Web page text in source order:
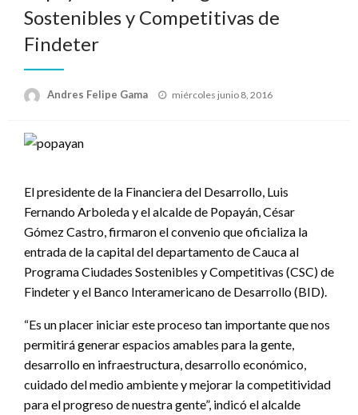
Sostenibles y Competitivas de
Findeter
Andres Felipe Gama
Publicado
miércoles junio 8, 2016
El presidente de la Financiera del Desarrollo, Luis
Fernando Arboleda y el alcalde de Popayán, César
Gómez Castro, firmaron el convenio que oficializa la
entrada de la capital del departamento de Cauca al
Programa Ciudades Sostenibles y Competitivas (CSC) de
Findeter y el Banco Interamericano de Desarrollo (BID).
“Es un placer iniciar este proceso tan importante que nos
permitirá generar espacios amables para la gente,
desarrollo en infraestructura, desarrollo económico,
cuidado del medio ambiente y mejorar la competitividad
para el progreso de nuestra gente”, indicó el alcalde